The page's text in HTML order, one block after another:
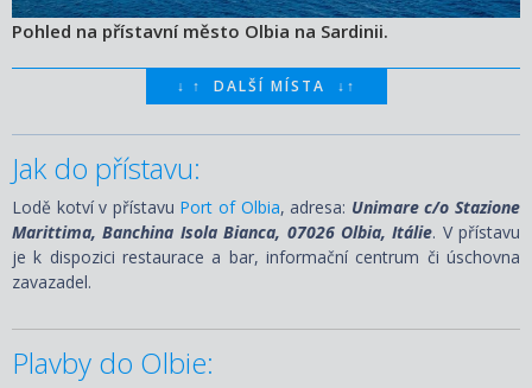
Pohled na přístavní město Olbia na Sardinii.
↓ ↑ DALŠÍ MÍSTA ↓ ↑
Jak do přístavu:
Lodě kotví v přístavu Port of Olbia, adresa: Unimare c/o Stazione
Marittima, Banchina Isola Bianca, 07026 Olbia, Itálie. V přístavu
je k dispozici restaurace a bar, informační centrum či úschovna
zavazadel.
Plavby do Olbie: